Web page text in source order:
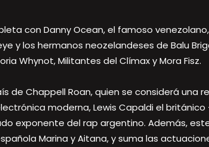
con Danny Ocean, el famoso
y los hermanos neozelandeses de Balu
Whynot, Militantes del Clímax y Mora Fisz.
de Chappell Roan, quien se considerá una
moderna, Lewis Capaldi el
exponente del rap argentino. Además,
Marina y Aitana, y suma las